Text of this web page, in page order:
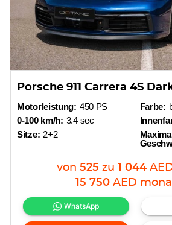
Porsche 911 Carrera 4S
Motorleistung: 450 PS
0-100 km/h: 3.4 sec
Sitze: 2+2
Farbe:
von 525 zu 1 044
15 750 AED
WhatsApp